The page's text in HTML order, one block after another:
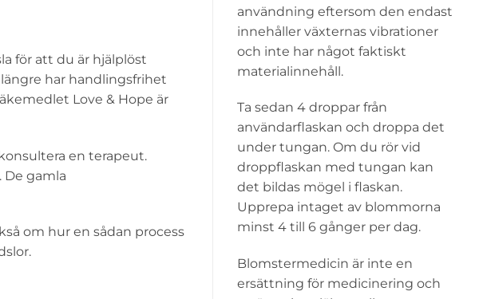
för att du är hjälplöst
har handlingsfrihet
Love & Hope är
en terapeut.
gamla
om hur en sådan process
användning eftersom den endast
innehåller växternas vibrationer
och inte har något faktiskt
materialinnehåll.
Ta sedan 4 droppar från
användarflaskan och droppa det
under tungan. Om du rör vid
droppflaskan med tungan kan
det bildas mögel i flaskan.
Upprepa intaget av blommorna
minst 4 till 6 gånger per dag.
Blomstermedicin är inte en
ersättning för medicinering och